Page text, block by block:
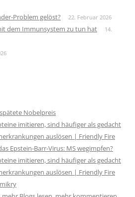
Problem gelöst? 22. Februar 2026
dem Immunsystem zu tun hat
14.
Nobelpreis
imitieren, sind häufiger als gedacht
auslösen | Friendly Fire
Epstein-Barr-Virus: MS wegimpfen?
imitieren, sind häufiger als gedacht
auslösen | Friendly Fire